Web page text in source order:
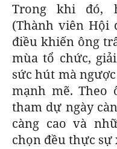
Trong khi đó,
(Thành viên Hội
điều khiến ông
mùa tổ chức,
sức hút mà
mạnh mẽ. Theo
tham dự ngày
càng cao và
chọn đều thực sự